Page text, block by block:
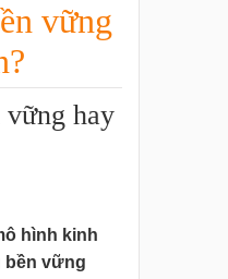
vững
hay
hình kinh
bền vững